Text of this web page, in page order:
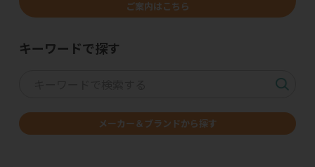
ご案内はこちら
キーワードで探す
メーカー＆ブランドから探す